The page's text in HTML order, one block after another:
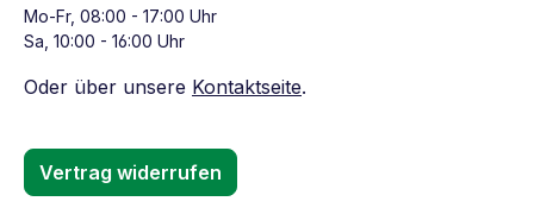
Mo-Fr, 08:00 - 17:00 Uhr
Sa, 10:00 - 16:00 Uhr
Oder über unsere Kontaktseite.
Vertrag widerrufen